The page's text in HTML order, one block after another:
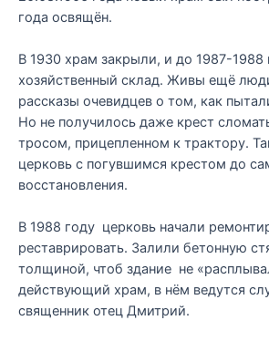
года освящён.
В 1930 храм закрыли, и до 1987-1988
хозяйственный склад. Живы ещё
рассказы очевидцев о том, как
Но не получилось даже крест
тросом, прицепленном к трактору.
церковь с погувшимся крестом до
восстановления.
В 1988 году церковь начали
реставрировать. Залили бетонную
толщиной, чтоб здание не
действующий храм, в нём ведутся
священник отец Дмитрий.